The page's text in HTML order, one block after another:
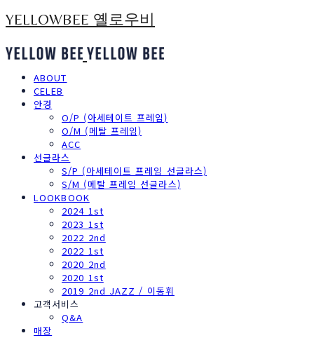
YELLOWBEE 옐로우비
ABOUT
CELEB
안경
O/P (아세테이트 프레임)
O/M (메탈 프레임)
ACC
선글라스
S/P (아세테이트 프레임 선글라스)
S/M (메탈 프레임 선글라스)
LOOKBOOK
2024 1st
2023 1st
2022 2nd
2022 1st
2020 2nd
2020 1st
2019 2nd JAZZ / 이동휘
고객서비스
Q&A
매장